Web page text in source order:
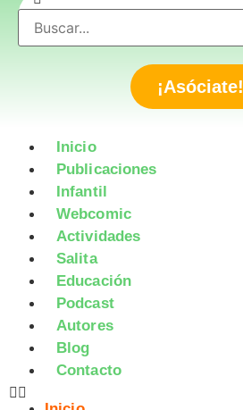
¡Asóciate!
Inicio
Publicaciones
Infantil
Webcomic
Actividades
Salita
Educación
Podcast
Autores
Blog
Contacto